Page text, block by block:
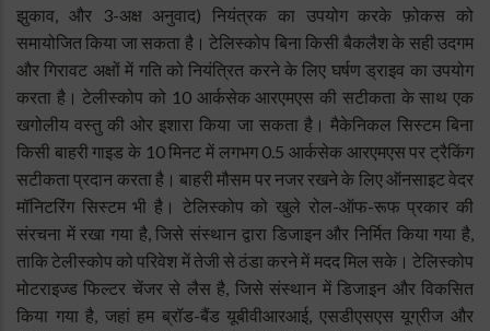
झुकाव, और 3-अक्ष अनुवाद) नियंत्रक का उपयोग करके फ़ोकस को
समायोजित किया जा सकता है। टेलिस्कोप बिना किसी बैकलैश के सही उदगम
और गिरावट अक्षों में गति को नियंत्रित करने के लिए घर्षण ड्राइव का उपयोग
करता है। टेलीस्कोप को 10 आर्कसेक आरएमएस की सटीकता के साथ एक
खगोलीय वस्तु की ओर इशारा किया जा सकता है। मैकेनिकल सिस्टम बिना
किसी बाहरी गाइड के 10 मिनट में लगभग 0.5 आर्कसेक आरएमएस पर ट्रैकिंग
सटीकता प्रदान करता है। बाहरी मौसम पर नजर रखने के लिए ऑनसाइट वेदर
मॉनिटरिंग सिस्टम भी है। टेलिस्कोप को खुले रोल-ऑफ-रूफ प्रकार की
संरचना में रखा गया है, जिसे संस्थान द्वारा डिजाइन और निर्मित किया गया है,
ताकि टेलीस्कोप को परिवेश में तेजी से ठंडा करने में मदद मिल सके। टेलिस्कोप
मोटराइज्ड फिल्टर चेंजर से लैस है, जिसे संस्थान में डिजाइन और विकसित
किया गया है, जहां हम ब्रॉड-बैंड यूबीवीआरआई, एसडीएसएस यूग्रीज और